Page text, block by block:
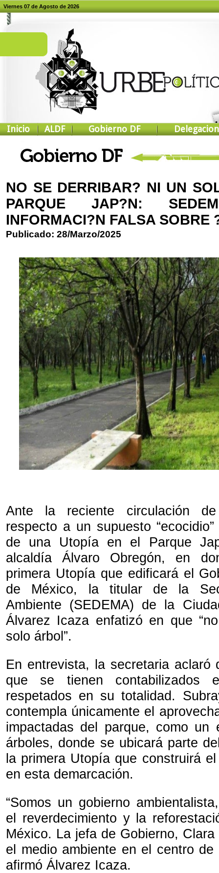
Viernes 07 de Agosto de 2026
Inicio ALDF Gobierno DF
NO SE DERRIBAR? NI UN
PARQUE JAP?N:
INFORMACI?N FALSA SOBRE
Publicado: 28/Marzo/2025
Ante la reciente circulación
respecto a un supuesto
de una Utopía en el Parque
alcaldía Álvaro Obregón, en
primera Utopía que edificará el
de México, la titular de la
Ambiente (SEDEMA) de la
Álvarez Icaza enfatizó en que
solo árbol”.
En entrevista, la secretaria aclaró
que se tienen contabilizados
respetados en su totalidad.
contempla únicamente el
impactadas del parque, como un
árboles, donde se ubicará parte
la primera Utopía que construirá
en esta demarcación.
“Somos un gobierno
el reverdecimiento y la
México. La jefa de Gobierno,
el medio ambiente en el centro de
afirmó Álvarez Icaza.